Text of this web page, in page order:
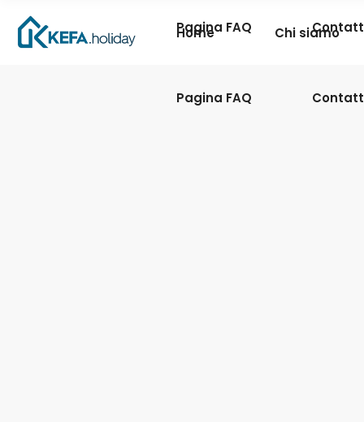
Home Chi siamo
Pagina FAQ
Pagina FAQ